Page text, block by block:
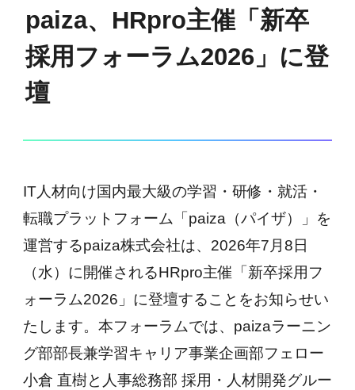
paiza、HRpro主催「新卒
採用フォーラム2026」に登
壇
IT人材向け国内最大級の学習・研修・就活・
転職プラットフォーム「paiza（パイザ）」を
運営するpaiza株式会社は、2026年7月8日
（水）に開催されるHRpro主催「新卒採用フ
ォーラム2026」に登壇することをお知らせい
たします。本フォーラムでは、paizaラーニン
グ部部長兼学習キャリア事業企画部フェロー
小倉 直樹と人事総務部 採用・人材開発グルー